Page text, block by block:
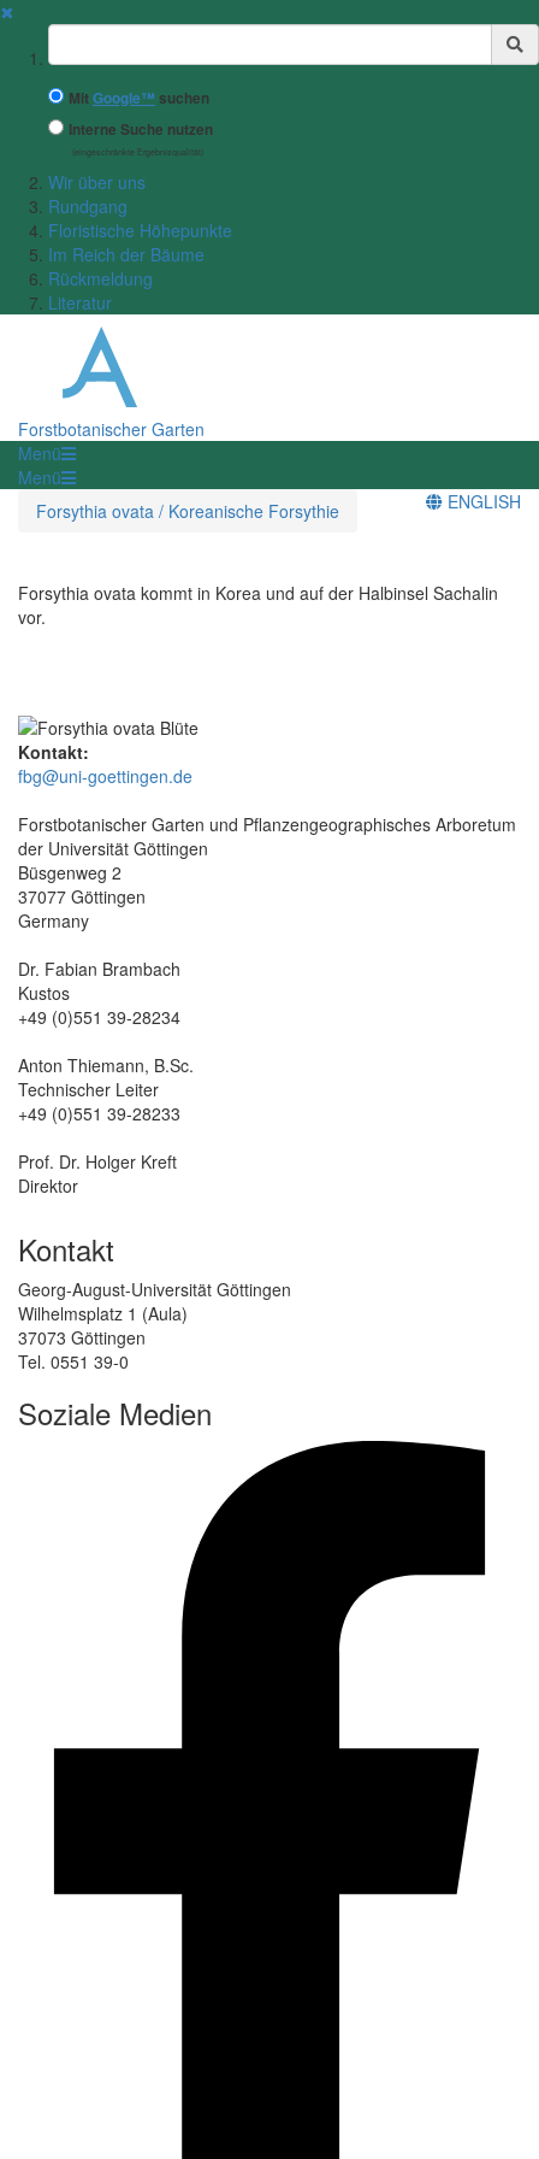
✖
Suchbegriff
MitGoogle™ suchen
Interne Suche nutzen
(eingeschränkte Ergebnisqualität)
Wir über uns
Rundgang
Floristische Höhepunkte
Im Reich der Bäume
Rückmeldung
Literatur
Forstbotanischer Garten
Menü
Menü
Forsythia ovata / Koreanische Forsythie
ENGLISH
Forsythia ovata kommt in Korea und auf der Halbinsel Sachalin
vor.
Kontakt:
fbg@uni-goettingen.de
Forstbotanischer Garten und Pflanzengeographisches Arboretum
der Universität Göttingen
Büsgenweg 2
37077 Göttingen
Germany
Dr. Fabian Brambach
Kustos
+49 (0)551 39-28234
Anton Thiemann, B.Sc.
Technischer Leiter
+49 (0)551 39-28233
Prof. Dr. Holger Kreft
Direktor
Kontakt
Georg-August-Universität Göttingen
Wilhelmsplatz 1 (Aula)
37073 Göttingen
Tel. 0551 39-0
Soziale Medien